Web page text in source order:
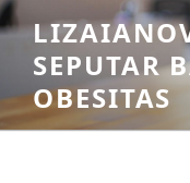
Skip
to
contentSEPUTAR
OBESITAS